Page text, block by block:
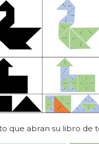
que abran su libro de